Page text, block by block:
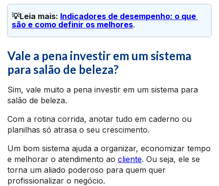
💡Leia mais: Indicadores de desempenho: o que
são e como definir os melhores.
Vale a pena investir em um sistema
para salão de beleza?
Sim, vale muito a pena investir em um sistema para
salão de beleza.
Com a rotina corrida, anotar tudo em caderno ou
planilhas só atrasa o seu crescimento.
Um bom sistema ajuda a organizar, economizar tempo
e melhorar o atendimento ao cliente. Ou seja, ele se
torna um aliado poderoso para quem quer
profissionalizar o negócio.